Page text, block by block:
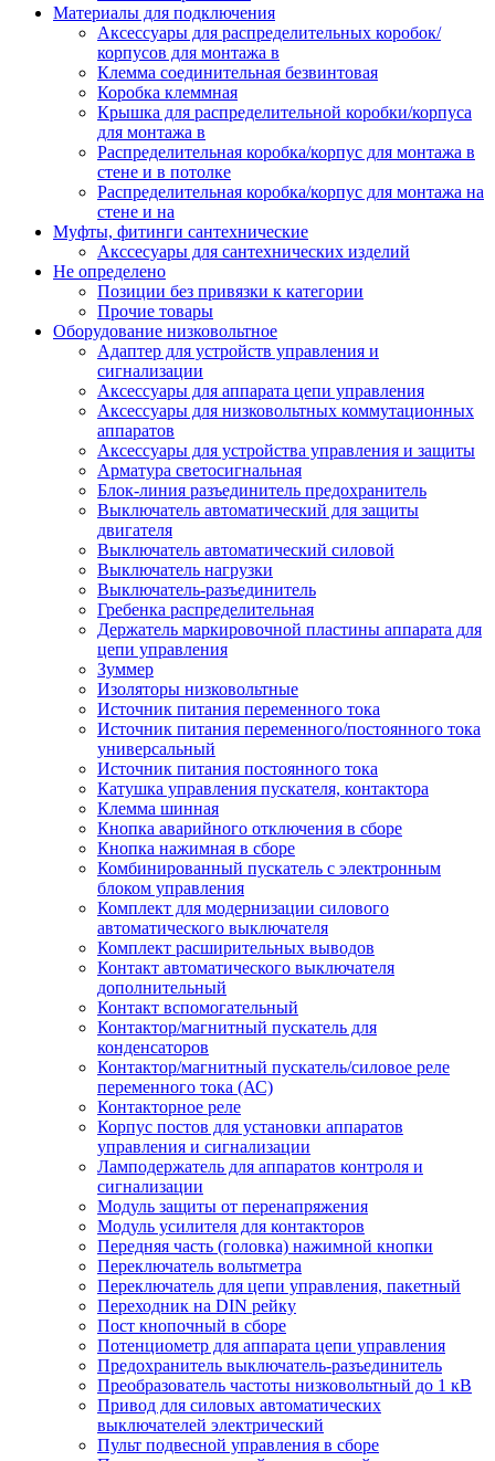
Материалы для подключения
Аксессуары для распределительных коробок/
корпусов для монтажа в
Клемма соединительная безвинтовая
Коробка клеммная
Крышка для распределительной коробки/корпуса
для монтажа в
Распределительная коробка/корпус для монтажа в
стене и в потолке
Распределительная коробка/корпус для монтажа на
стене и на
Муфты, фитинги сантехнические
Акссесуары для сантехнических изделий
Не определено
Позиции без привязки к категории
Прочие товары
Оборудование низковольтное
Адаптер для устройств управления и
сигнализации
Аксессуары для аппарата цепи управления
Аксессуары для низковольтных коммутационных
аппаратов
Аксессуары для устройства управления и защиты
Арматура светосигнальная
Блок-линия разъединитель предохранитель
Выключатель автоматический для защиты
двигателя
Выключатель автоматический силовой
Выключатель нагрузки
Выключатель-разъединитель
Гребенка распределительная
Держатель маркировочной пластины аппарата для
цепи управления
Зуммер
Изоляторы низковольтные
Источник питания переменного тока
Источник питания переменного/постоянного тока
универсальный
Источник питания постоянного тока
Катушка управления пускателя, контактора
Клемма шинная
Кнопка аварийного отключения в сборе
Кнопка нажимная в сборе
Комбинированный пускатель с электронным
блоком управления
Комплект для модернизации силового
автоматического выключателя
Комплект расширительных выводов
Контакт автоматического выключателя
дополнительный
Контакт вспомогательный
Контактор/магнитный пускатель для
конденсаторов
Контактор/магнитный пускатель/силовое реле
переменного тока (АС)
Контакторное реле
Корпус постов для установки аппаратов
управления и сигнализации
Ламподержатель для аппаратов контроля и
сигнализации
Модуль защиты от перенапряжения
Модуль усилителя для контакторов
Передняя часть (головка) нажимной кнопки
Переключатель вольтметра
Переключатель для цепи управления, пакетный
Переходник на DIN рейку
Пост кнопочный в сборе
Потенциометр для аппарата цепи управления
Предохранитель выключатель-разъединитель
Преобразователь частоты низковольтный до 1 кВ
Привод для силовых автоматических
выключателей электрический
Пульт подвесной управления в сборе